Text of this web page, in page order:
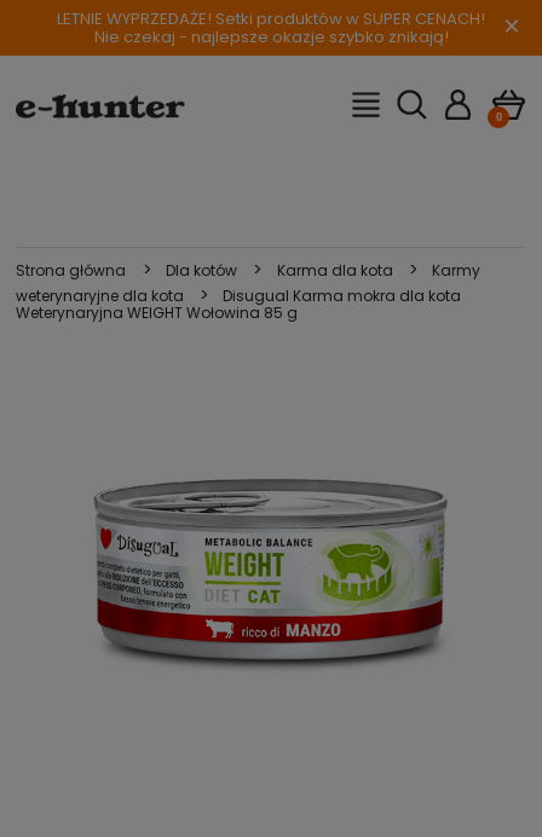
LETNIE WYPRZEDAŻE! Setki produktów w SUPER CENACH!
Nie czekaj - najlepsze okazje szybko znikają! ×
Strona główna > Dla kotów > Karma dla kota >
Karmy
weterynaryjne dla kota
>
Disugual Karma mokra dla kota
Weterynaryjna WEIGHT Wołowina 85 g